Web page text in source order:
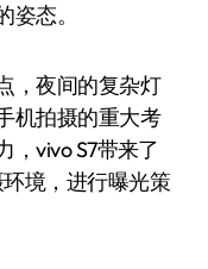
态。
，夜间的复杂灯
机拍摄的重大考
，vivo S7带来了
境，进行曝光策